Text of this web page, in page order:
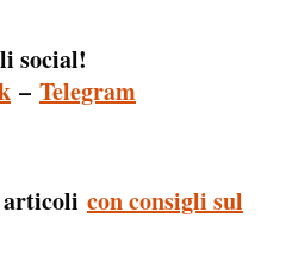
social!
– Telegram
con consigli sul